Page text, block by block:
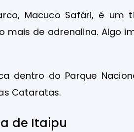
Macuco Safári, é
mais de adrenalina. Algo
dentro do Parque
Cataratas.
de Itaipu